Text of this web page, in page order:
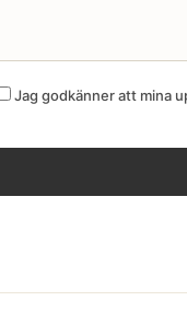
Jag godkänner att mina